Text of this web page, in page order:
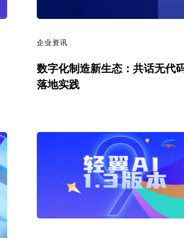
企业资讯
数字化制造新生态：共话无代
落地实践